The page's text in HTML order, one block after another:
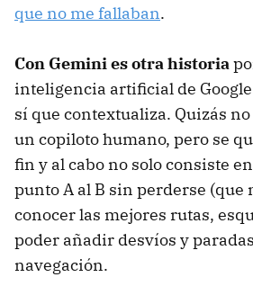
que no me fallaban.
Con Gemini es otra historia
inteligencia artificial de
sí que contextualiza. Quizás
un copiloto humano, pero se
fin y al cabo no solo consiste
punto A al B sin perderse (que
conocer las mejores rutas,
poder añadir desvíos y
navegación.